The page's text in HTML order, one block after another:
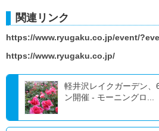
関連リンク
https://www.ryugaku.co.jp/event/
https://www.ryugaku.co.jp/
軽井沢レイクガーデン
ン開催 - モーニングロ...